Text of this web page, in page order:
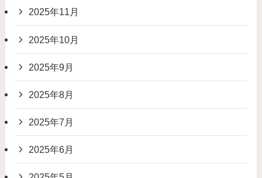
2025年11月
2025年10月
2025年9月
2025年8月
2025年7月
2025年6月